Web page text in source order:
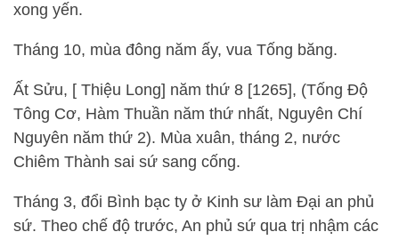
xong yến.
Tháng 10, mùa đông năm ấy, vua Tống băng.
Ất Sửu, [ Thiệu Long] năm thứ 8 [1265], (Tống Độ
Tông Cơ, Hàm Thuần năm thứ nhất, Nguyên Chí
Nguyên năm thứ 2). Mùa xuân, tháng 2, nước
Chiêm Thành sai sứ sang cống.
Tháng 3, đổi Bình bạc ty ở Kinh sư làm Đại an phủ
sứ. Theo chế độ trước, An phủ sứ qua trị nhậm các